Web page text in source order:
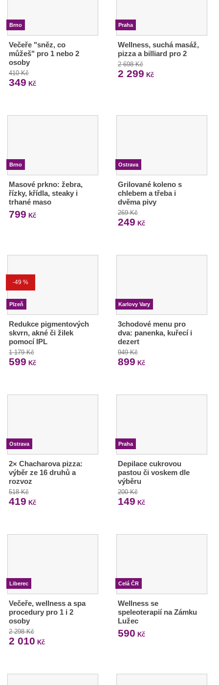
Brno
Večeře "sněz, co
můžeš" pro 1 nebo 2
osoby
410 Kč
349 Kč
Praha
Wellness, suchá masáž,
pizza a billiard pro 2
2 698 Kč
2 299 Kč
Brno
Masové prkno: žebra,
řízky, křídla, steaky i
trhané maso
799 Kč
Ostrava
Grilované koleno s
chlebem a třeba i
dvěma pivy
269 Kč
249 Kč
-49 %
Plzeň
Redukce pigmentových
skvrn, akné či žilek
pomocí IPL
1 179 Kč
599 Kč
Karlovy Vary
3chodové menu pro
dva: panenka, kuřecí i
dezert
949 Kč
899 Kč
Ostrava
2× Chacharova pizza:
výběr ze 16 druhů a
rozvoz
518 Kč
419 Kč
Praha
Depilace cukrovou
pastou či voskem dle
výběru
200 Kč
149 Kč
Liberec
Večeře, wellness a spa
procedury pro 1 i 2
osoby
2 298 Kč
2 010 Kč
Celá ČR
Wellness se
speleoterapií na Zámku
Lužec
590 Kč